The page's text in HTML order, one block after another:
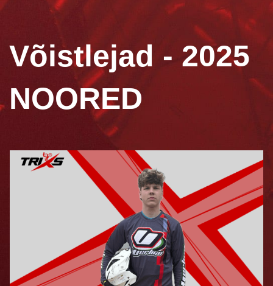
Võistlejad - 2025
NOORED